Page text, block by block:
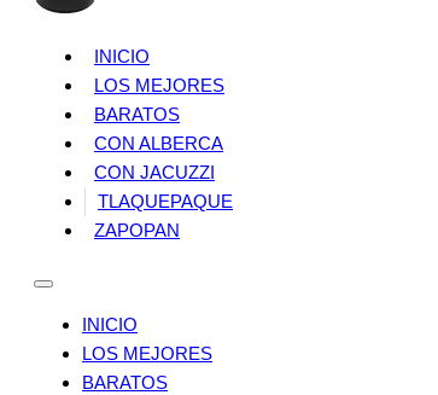
INICIO
LOS MEJORES
BARATOS
CON ALBERCA
CON JACUZZI
TLAQUEPAQUE
ZAPOPAN
INICIO
LOS MEJORES
BARATOS